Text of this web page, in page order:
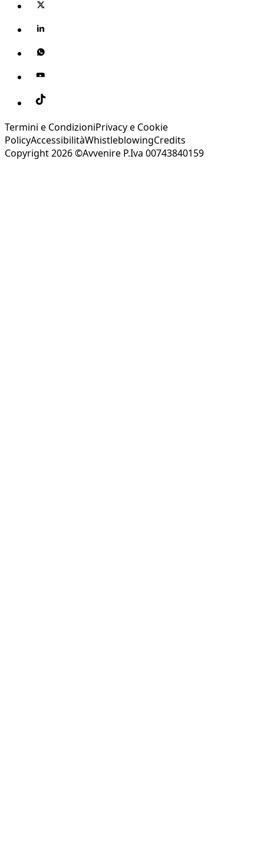
Termini e CondizioniPrivacy e Cookie
PolicyAccessibilitàWhistleblowingCredits
Copyright 2026 ©Avvenire P.Iva 00743840159